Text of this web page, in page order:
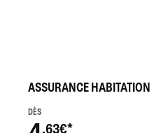
ASSURANCE HABITATION
DÈS
,63€*